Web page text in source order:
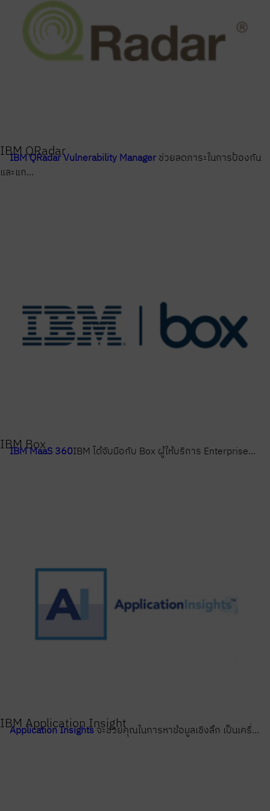
IBM QRadar
IBM QRadar Vulnerability Manager ช่วยลดภาระในการป้องกัน
และแก...
IBM Box
IBM MaaS 360IBM ได้จับมือกับ Box ผู้ให้บริการ Enterprise...
IBM Application Insight
Application Insightsจะช่วยคุณในการหาข้อมูลเชิงลึก เป็นเครื่...